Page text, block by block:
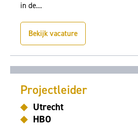
in de...
Bekijk vacature
Projectleider
Utrecht
HBO